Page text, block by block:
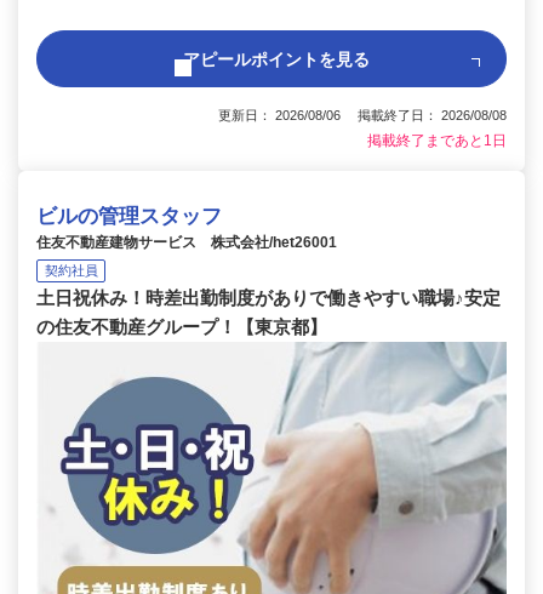
アピールポイントを見る
更新日： 2026/08/06 掲載終了日： 2026/08/08
掲載終了まであと1日
ビルの管理スタッフ
住友不動産建物サービス 株式会社/het26001
契約社員
土日祝休み！時差出勤制度がありで働きやすい職場♪安定
の住友不動産グループ！【東京都】